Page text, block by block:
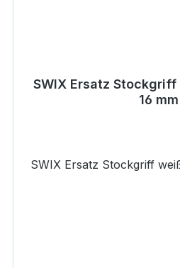
SWIX Ersatz
16 mm
SWIX Ersatz Stockgriff